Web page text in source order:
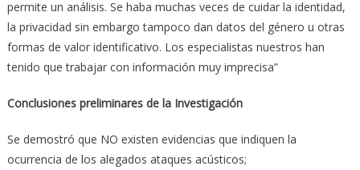
permite un análisis. Se haba muchas veces de cuidar la identidad,
la privacidad sin embargo tampoco dan datos del género u otras
formas de valor identificativo. Los especialistas nuestros han
tenido que trabajar con información muy imprecisa”
Conclusiones preliminares de la Investigación
Se demostró que NO existen evidencias que indiquen la
ocurrencia de los alegados ataques acústicos;